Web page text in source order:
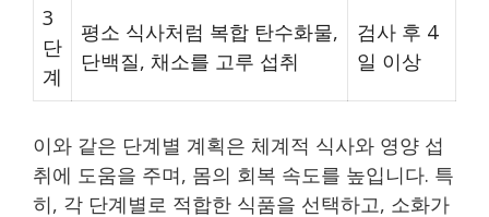
3
단
계
평소 식사처럼 복합 탄수화물,
단백질, 채소를 고루 섭취
검사 후 4
일 이상
이와 같은 단계별 계획은 체계적 식사와 영양 섭
취에 도움을 주며, 몸의 회복 속도를 높입니다. 특
히, 각 단계별로 적합한 식품을 선택하고, 소화가